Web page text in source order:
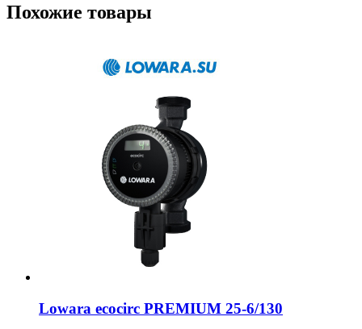
Похожие товары
Lowara ecocirc PREMIUM 25-6/130